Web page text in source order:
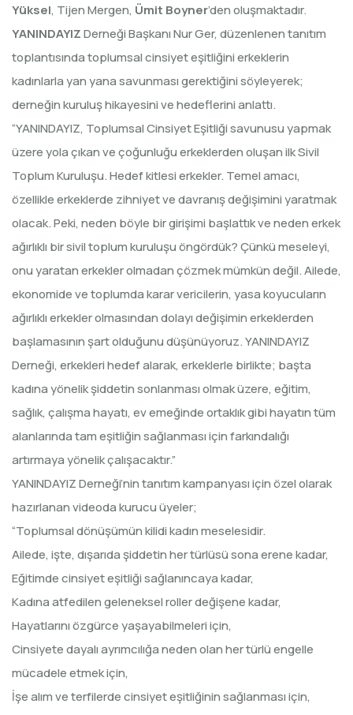
Yüksel, Tijen Mergen, Ümit Boyner’den oluşmaktadır.
YANINDAYIZDerneği Başkanı Nur Ger, düzenlenen tanıtım
toplantısında toplumsal cinsiyet eşitliğini erkeklerin
kadınlarla yan yana savunması gerektiğini söyleyerek;
derneğin kuruluş hikayesini ve hedeflerini anlattı.
“YANINDAYIZ, Toplumsal Cinsiyet Eşitliği savunusu yapmak
üzere yola çıkan ve çoğunluğu erkeklerden oluşan ilk Sivil
Toplum Kuruluşu. Hedef kitlesi erkekler. Temel amacı,
özellikle erkeklerde zihniyet ve davranış değişimini yaratmak
olacak. Peki, neden böyle bir girişimi başlattık ve neden erkek
ağırlıklı bir sivil toplum kuruluşu öngördük? Çünkü meseleyi,
onu yaratan erkekler olmadan çözmek mümkün değil. Ailede,
ekonomide ve toplumda karar vericilerin, yasa koyucuların
ağırlıklı erkekler olmasından dolayı değişimin erkeklerden
başlamasının şart olduğunu düşünüyoruz. YANINDAYIZ
Derneği, erkekleri hedef alarak, erkeklerle birlikte; başta
kadına yönelik şiddetin sonlanması olmak üzere, eğitim,
sağlık, çalışma hayatı, ev emeğinde ortaklık gibi hayatın tüm
alanlarında tam eşitliğin sağlanması için farkındalığı
artırmaya yönelik çalışacaktır.”
YANINDAYIZ Derneği’nin tanıtım kampanyası için özel olarak
hazırlanan videoda kurucu üyeler;
“Toplumsal dönüşümün kilidi kadın meselesidir.
Ailede, işte, dışarıda şiddetin her türlüsü sona erene kadar,
Eğitimde cinsiyet eşitliği sağlanıncaya kadar,
Kadına atfedilen geleneksel roller değişene kadar,
Hayatlarını özgürce yaşayabilmeleri için,
Cinsiyete dayalı ayrımcılığa neden olan her türlü engelle
mücadele etmek için,
İşe alım ve terfilerde cinsiyet eşitliğinin sağlanması için,